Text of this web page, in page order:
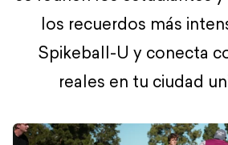
los recuerdos más
Spikeball-U y conecta
reales en tu ciudad